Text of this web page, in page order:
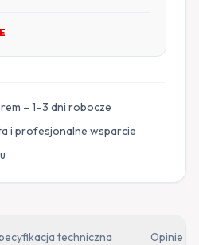
– 1–3 dni robocze
i profesjonalne wsparcie
techniczna Opinie